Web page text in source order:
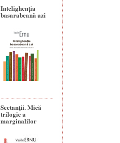
Intelighenția
basarabeană azi
Sectanţii. Mică
trilogie a
marginalilor